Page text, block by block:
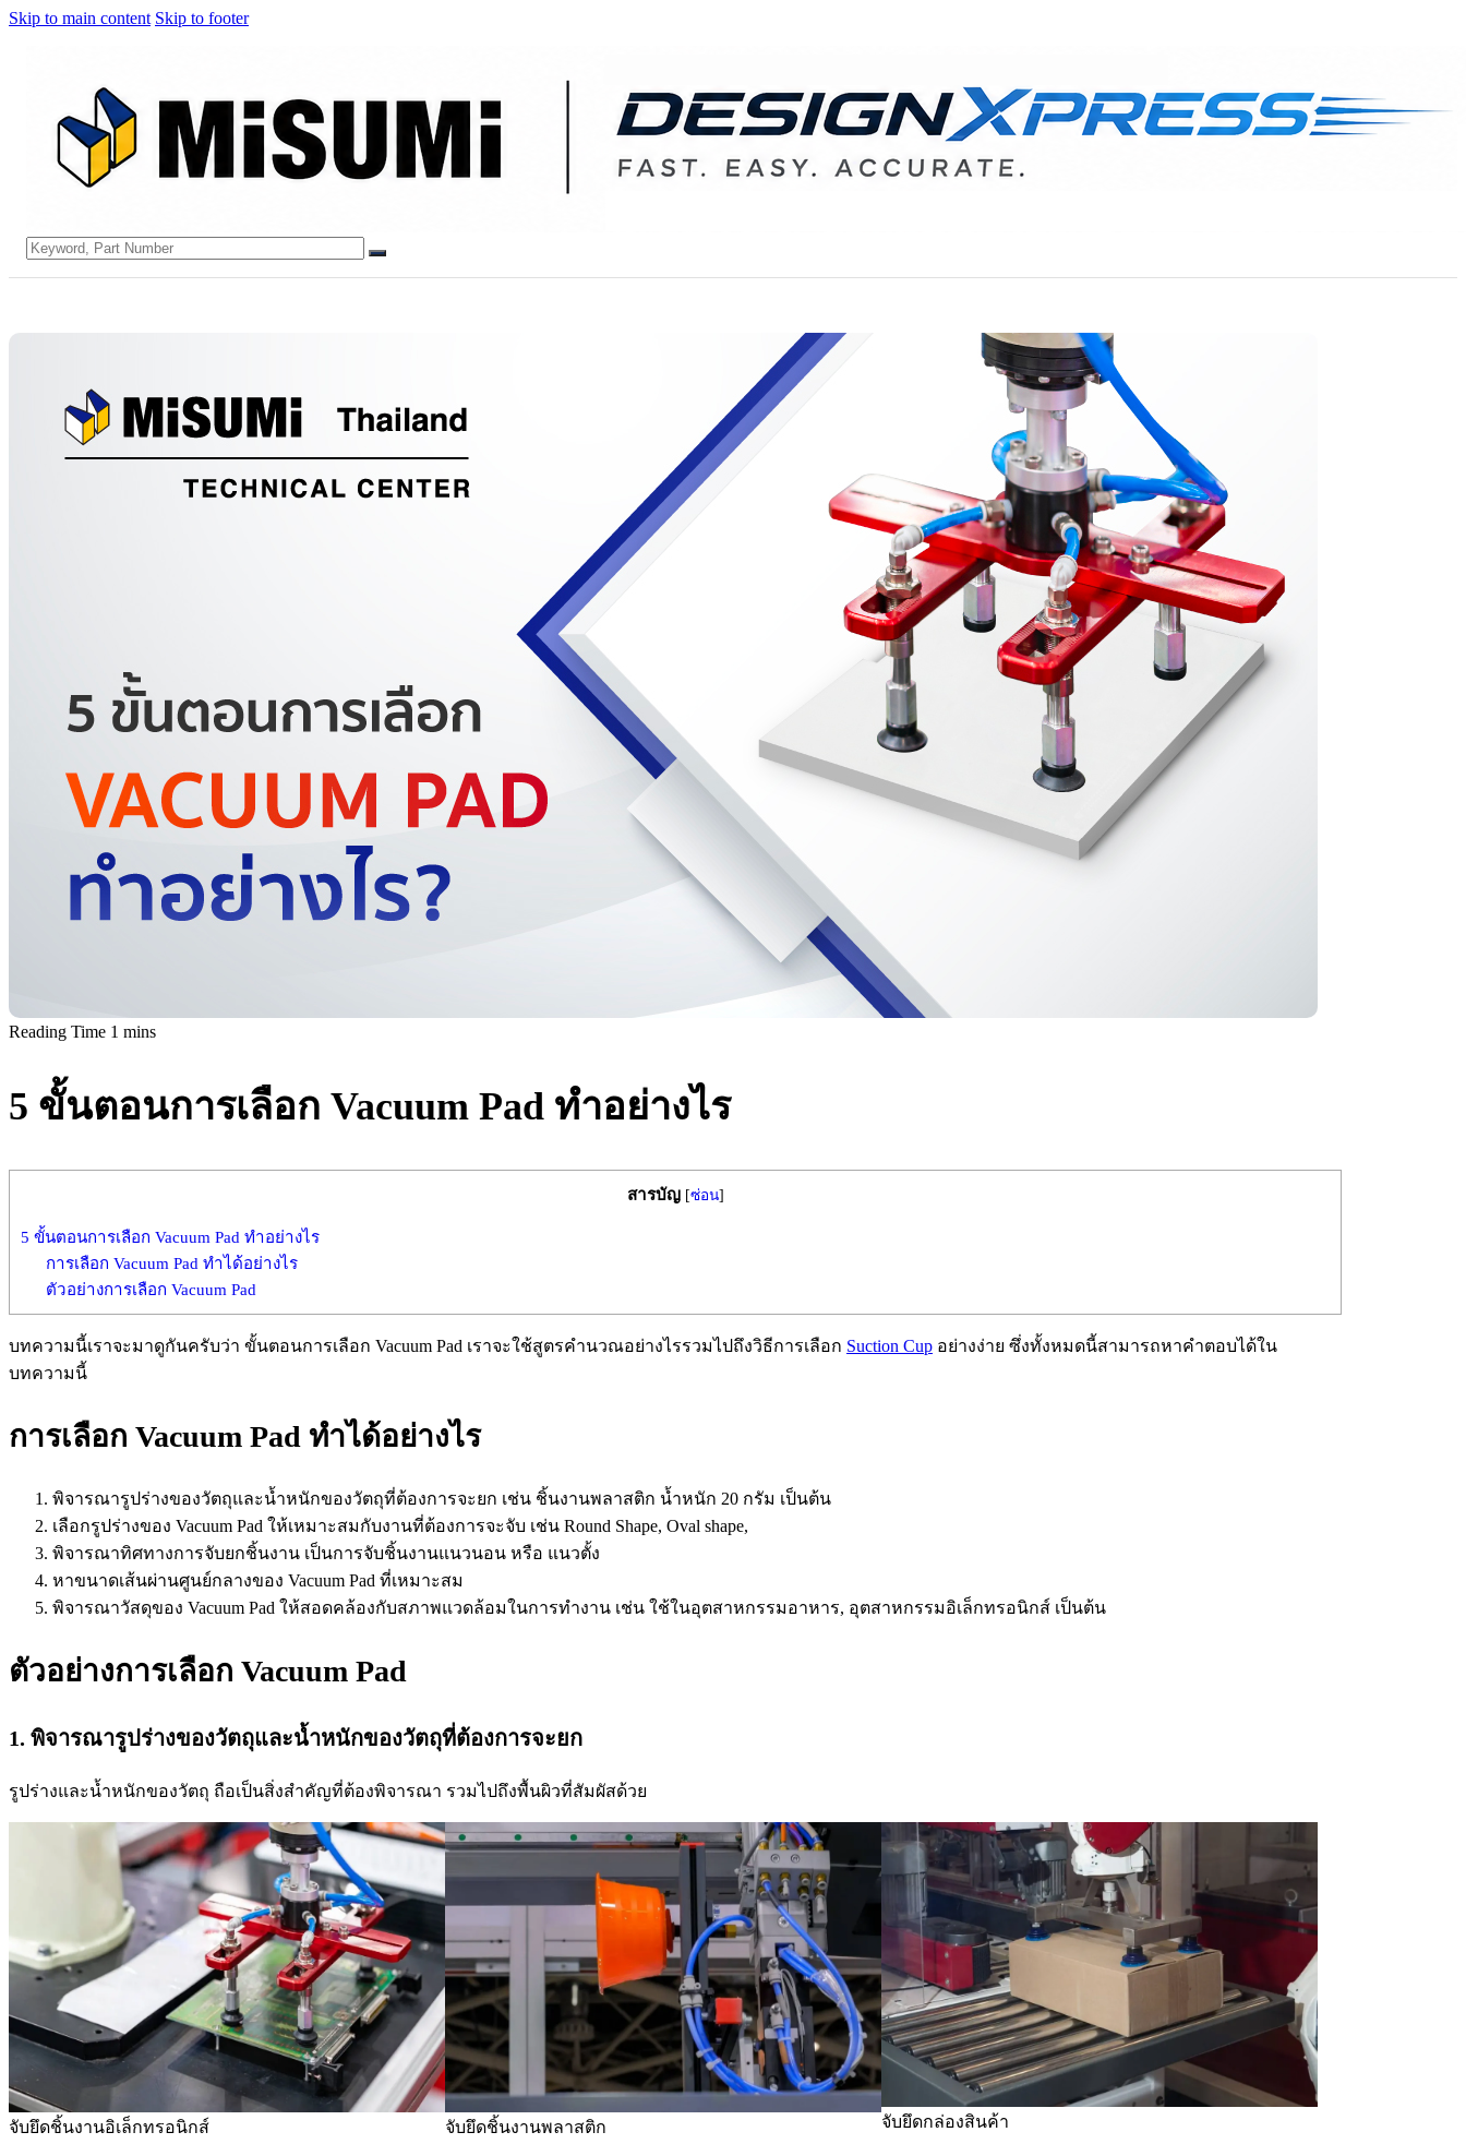
Skip to main content Skip to footer
Search
5 ขั้นตอนการเลือก Vacuum Pad ทำอย่างไร
สารบัญ [ซ่อน]
5 ขั้นตอนการเลือก Vacuum Pad ทำอย่างไร
การเลือก Vacuum Pad ทำได้อย่างไร
ตัวอย่างการเลือก Vacuum Pad
บทความนี้เราจะมาดูกันครับว่า ขั้นตอนการเลือก Vacuum Pad เราจะใช้สูตรคำนวณอย่างไรรวมไปถึงวิธีการเลือก Suction Cup อย่างง่าย ซึ่งทั้งหมดนี้สามารถหาคำตอบได้ใน
บทความนี้
การเลือก Vacuum Pad ทำได้อย่างไร
พิจารณารูปร่างของวัตถุและน้ำหนักของวัตถุที่ต้องการจะยก เช่น ชิ้นงานพลาสติก น้ำหนัก 20 กรัม เป็นต้น
เลือกรูปร่างของ Vacuum Pad ให้เหมาะสมกับงานที่ต้องการจะจับ เช่น Round Shape, Oval shape,
พิจารณาทิศทางการจับยกชิ้นงาน เป็นการจับชิ้นงานแนวนอน หรือ แนวตั้ง
หาขนาดเส้นผ่านศูนย์กลางของ Vacuum Pad ที่เหมาะสม
พิจารณาวัสดุของ Vacuum Pad ให้สอดคล้องกับสภาพแวดล้อมในการทำงาน เช่น ใช้ในอุตสาหกรรมอาหาร, อุตสาหกรรมอิเล็กทรอนิกส์ เป็นต้น
ตัวอย่างการเลือก Vacuum Pad
1. พิจารณารูปร่างของวัตถุและน้ำหนักของวัตถุที่ต้องการจะยก
รูปร่างและน้ำหนักของวัตถุ ถือเป็นสิ่งสำคัญที่ต้องพิจารณา รวมไปถึงพื้นผิวที่สัมผัสด้วย
จับยึดชิ้นงานอิเล็กทรอนิกส์ จับยึดชิ้นงานพลาสติก จับยึดกล่องสินค้า